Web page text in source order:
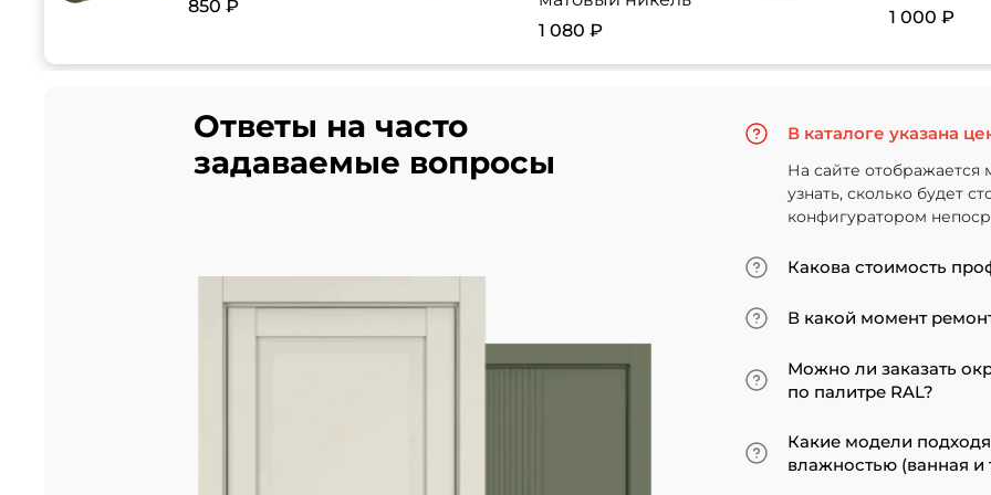
850 ₽
1 080 ₽
1 000 ₽
Ответы на часто
задаваемые вопросы
В каталоге указана
На сайте отображается
узнать, сколько будет
конфигуратором
Какова стоимость
Минимальная цена за
В какой момент
покрытие. В противном
может не подойти по
до поклейки обоев,
наличники уже после
Можно ли заказать
по палитре RAL?
эмалированные модели
Какие модели
влажностью (ванная и